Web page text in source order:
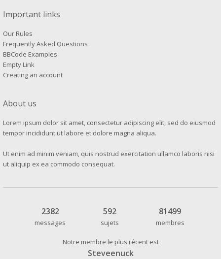
Important links
Our Rules
Frequently Asked Questions
BBCode Examples
Empty Link
Creating an account
About us
Lorem ipsum dolor sit amet, consectetur adipiscing elit, sed do eiusmod
tempor incididunt ut labore et dolore magna aliqua.
Ut enim ad minim veniam, quis nostrud exercitation ullamco laboris nisi
ut aliquip ex ea commodo consequat.
2382
messages
592
sujets
81499
membres
Notre membre le plus récent est
Steveenuck